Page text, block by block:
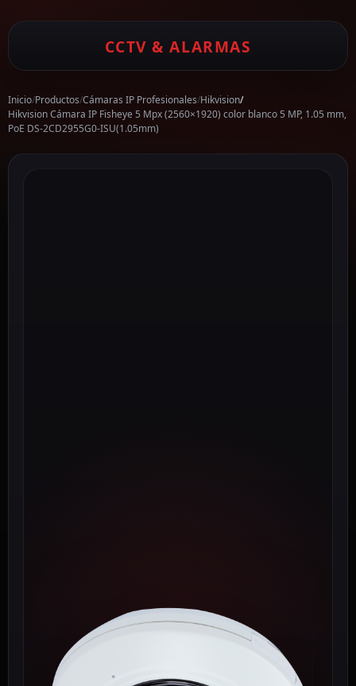
CCTV & ALARMAS
Inicio/Productos/Cámaras IP Profesionales/Hikvision/
Hikvision Cámara IP Fisheye 5 Mpx (2560×1920) color blanco 5 MP, 1.05 mm,
PoE DS-2CD2955G0-ISU(1.05mm)